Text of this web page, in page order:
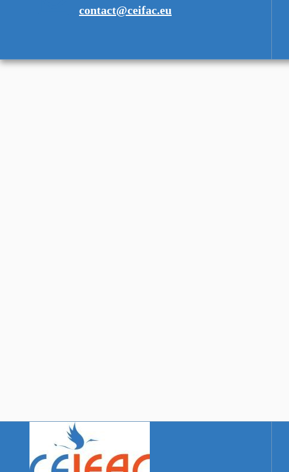
contact@ceifac.eu